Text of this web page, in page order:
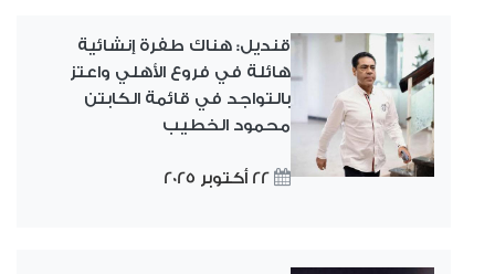
قنديل: هناك طفرة إنشائية
هائلة في فروع الأهلي واعتز
بالتواجد في قائمة الكابتن
محمود الخطيب
22 أكتوبر 2025